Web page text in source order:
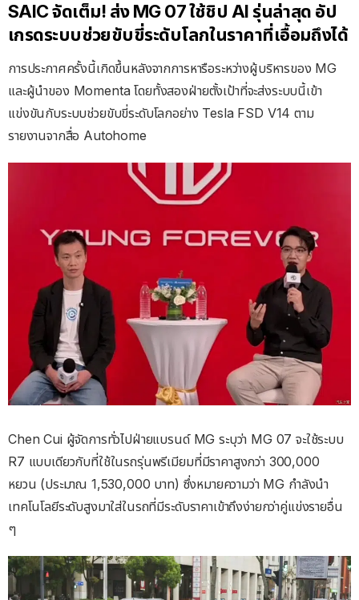
SAIC จัดเต็ม! ส่ง MG 07 ใช้ชิป AI รุ่นล่าสุด อัป
เกรดระบบช่วยขับขี่ระดับโลกในราคาที่เอื้อมถึงได้
การประกาศครั้งนี้เกิดขึ้นหลังจากการหารือระหว่างผู้บริหารของ MG
และผู้นำของ Momenta โดยทั้งสองฝ่ายตั้งเป้าที่จะส่งระบบนี้เข้า
แข่งขันกับระบบช่วยขับขี่ระดับโลกอย่าง Tesla FSD V14 ตาม
รายงานจากสื่อ Autohome
Chen Cui ผู้จัดการทั่วไปฝ่ายแบรนด์ MG ระบุว่า MG 07 จะใช้ระบบ
R7 แบบเดียวกับที่ใช้ในรถรุ่นพรีเมียมที่มีราคาสูงกว่า 300,000
หยวน (ประมาณ 1,530,000 บาท) ซึ่งหมายความว่า MG กำลังนำ
เทคโนโลยีระดับสูงมาใส่ในรถที่มีระดับราคาเข้าถึงง่ายกว่าคู่แข่งรายอื่น
ๆ